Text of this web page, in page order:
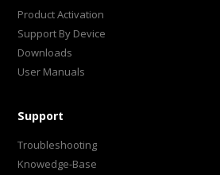
Product Activation
Support By Device
Downloads
User Manuals
Support
Troubleshooting
Knowedge-Base